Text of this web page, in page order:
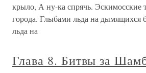
крыло, А ну-ка спрячь. Эскимосские
города. Глыбами льда на дымящихся
льда на
Глава 8. Битвы за